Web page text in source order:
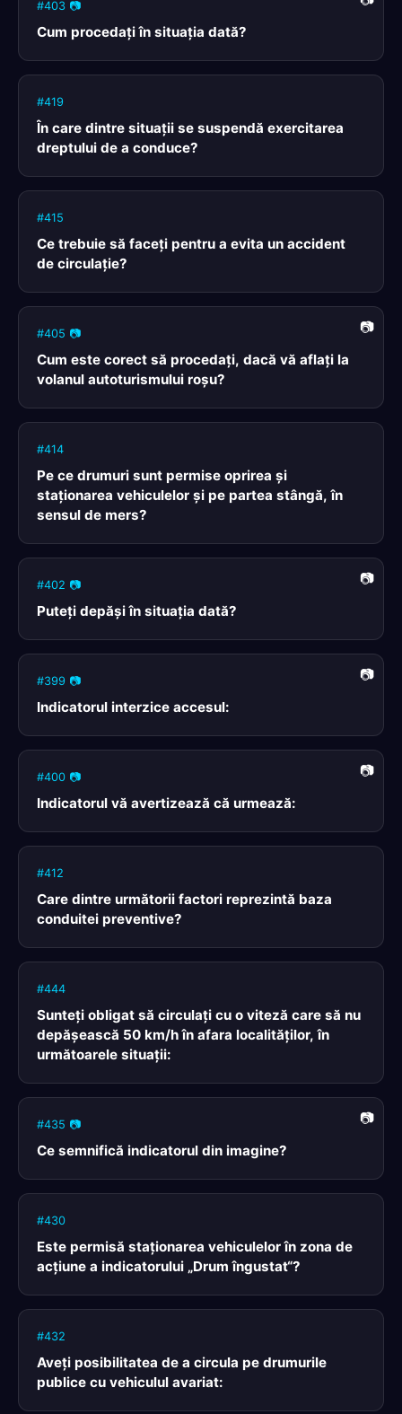
#403 📷
Cum procedaţi în situaţia dată?
#419
În care dintre situații se suspendă exercitarea
dreptului de a conduce?
#415
Ce trebuie să faceţi pentru a evita un accident
de circulaţie?
#405 📷
Cum este corect să procedaţi, dacă vă aflaţi la
volanul autoturismului roşu?
#414
Pe ce drumuri sunt permise oprirea şi
staţionarea vehiculelor şi pe partea stângă, în
sensul de mers?
#402 📷
Puteţi depăşi în situaţia dată?
#399 📷
Indicatorul interzice accesul:
#400 📷
Indicatorul vă avertizează că urmează:
#412
Care dintre următorii factori reprezintă baza
conduitei preventive?
#444
Sunteţi obligat să circulaţi cu o viteză care să nu
depăşească 50 km/h în afara localităţilor, în
următoarele situaţii:
#435 📷
Ce semnifică indicatorul din imagine?
#430
Este permisă staţionarea vehiculelor în zona de
acţiune a indicatorului „Drum îngustat“?
#432
Aveți posibilitatea de a circula pe drumurile
publice cu vehiculul avariat: